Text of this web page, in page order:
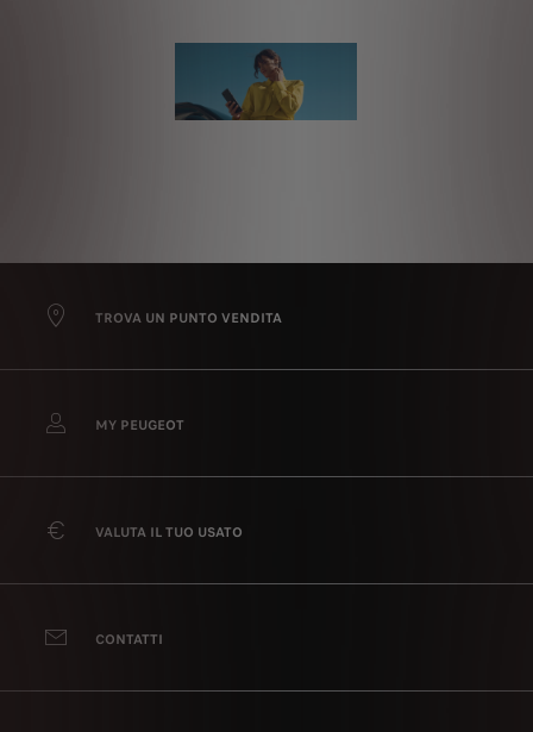
TROVA UN PUNTO VENDITA
MY PEUGEOT
VALUTA IL TUO USATO
CONTATTI